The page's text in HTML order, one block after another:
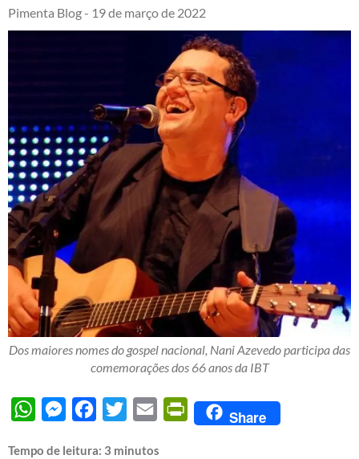
Pimenta Blog - 19 de março de 2022
Dos maiores nomes do gospel nacional, Nani Azevedo participa das
comemorações dos 66 anos da IBT
WhatsAppMessengerFacebook
Twitter Email PrintFriendly
Share
Tempo de leitura: 3 minutos